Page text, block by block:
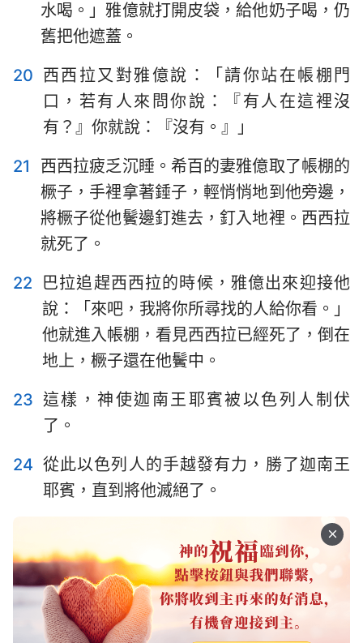
水喝。」雅億就打開皮袋，給他奶子喝，仍
舊把他遮蓋。
20 西西拉又對雅億說：「請你站在帳棚門
口，若有人來問你說：『有人在這裡沒
有？』你就說：『沒有。』」
21
西西拉疲乏沉睡。希百的妻雅億取了帳棚的
橛子，手裡拿著錘子，輕悄悄地到他旁邊，
將橛子從他鬢邊釘進去，釘入地裡。西西拉
就死了。
22
巴拉追趕西西拉的時候，雅億出來迎接他
說：「來吧，我將你所尋找的人給你看。」
他就進入帳棚，看見西西拉已經死了，倒在
地上，橛子還在他鬢中。
23 這樣，神使迦南王耶賓被以色列人制伏
了。
24 從此以色列人的手越發有力，勝了迦南王
耶賓，直到將他滅絕了。